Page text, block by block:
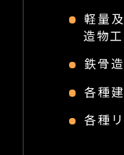
軽量
造物
鉄骨
各種
各種